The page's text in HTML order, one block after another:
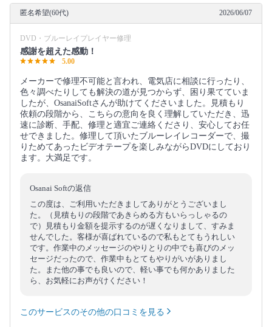
匿名希望(60代) 2026/06/07
DVD・ブルーレイプレイヤー修理
感謝を超えた感動！
5.00
メーカーで修理不可能と言われ、電気店に相談に行ったり、
色々調べたりしても解決の道が見つからず、困り果てていま
したが、OsanaiSoftさんが助けてくださいました。見積もり
依頼の段階から、こちらの意向を良く理解していただき、迅
速に診断、手配、修理と適宜ご連絡くださり、安心してお任
せできました。修理して頂いたブルーレイレコーダーで、撮
りためてあったビデオテープを楽しみながらDVDにしており
ます。大満足です。
Osanai Softの返信
この度は、ご利用いただきましてありがとうございまし
た。（見積もりの段階であきらめる方もいらっしゃるの
で）見積もり金額を提示するのが遅くなりまして、すみま
せんでした。客様が喜ばれているので私もとてもうれしい
です。作業中のメッセージのやりとりの中でも喜びのメッ
セージだったので、作業中もとてもやりがいがありまし
た。また他の事でも良いので、軽い事でも何かありました
ら、お気軽にお声がけください！
このサービスのその他の口コミを見る